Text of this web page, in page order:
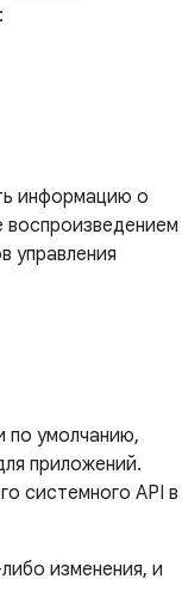
информацию о
воспроизведением
управления
по умолчанию,
приложений.
системного API в
изменения, и